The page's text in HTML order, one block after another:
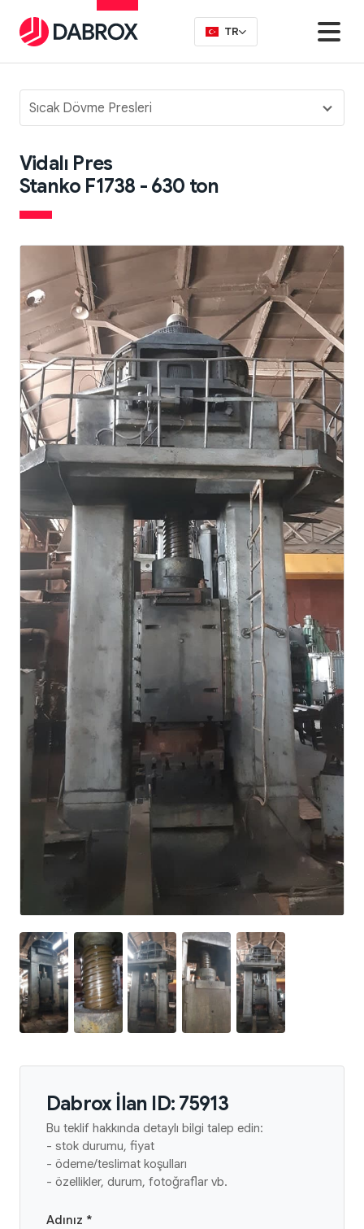
Sıcak Dövme Presleri
Vidalı Pres
Stanko F1738 - 630 ton
Dabrox İlan ID: 75913
Bu teklif hakkında detaylı bilgi talep edin:
- stok durumu, fiyat
- ödeme/teslimat koşulları
- özellikler, durum, fotoğraflar vb.
Adınız *